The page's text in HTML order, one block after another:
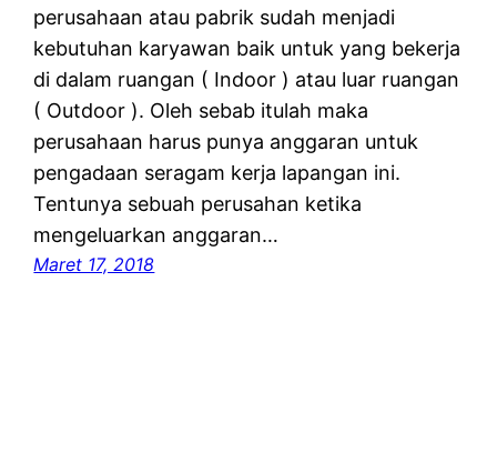
perusahaan atau pabrik sudah menjadi
kebutuhan karyawan baik untuk yang bekerja
di dalam ruangan ( Indoor ) atau luar ruangan
( Outdoor ). Oleh sebab itulah maka
perusahaan harus punya anggaran untuk
pengadaan seragam kerja lapangan ini.
Tentunya sebuah perusahan ketika
mengeluarkan anggaran…
Maret 17, 2018